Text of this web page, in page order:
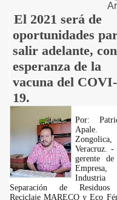
El 2021 será de
oportunidades
salir adelante,
esperanza de la
vacuna del COVI-
19.
Por:
Apale.
Zongolica,
Veracruz.
gerente
Empresa,
Industria
Separación de
Reciclaje MARECO y Eco